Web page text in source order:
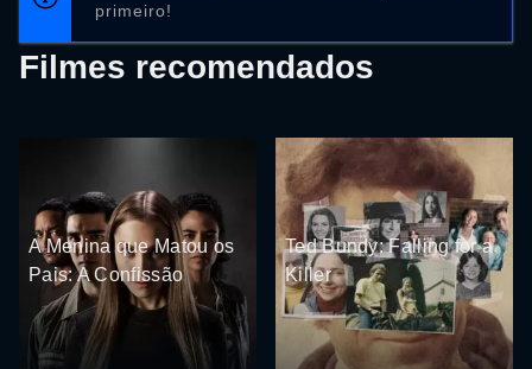
primeiro!
Filmes recomendados
A Menina que Matou os
Pais: A Confissão
Ted Bundy: Falling for a
Killer